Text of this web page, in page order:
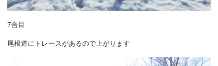
7合目
尾根道にトレースがあるので上がります